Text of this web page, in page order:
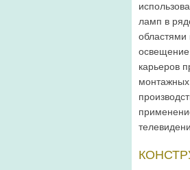
ламп в
карьеров